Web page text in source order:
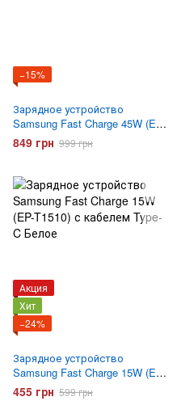
−15%
Зарядное устройство
Samsung Fast Charge 45W (EP-
TA845) с кабелем Type-C
Черное
849 грн 999 грн
Акция
Хит
−24%
Зарядное устройство
Samsung Fast Charge 15W (EP-
T1510) с кабелем Type-C
455 грн 599 грн